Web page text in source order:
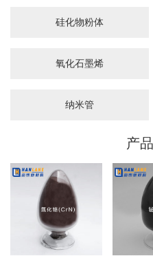
硅化物粉体
氧化石墨烯
纳米管
产